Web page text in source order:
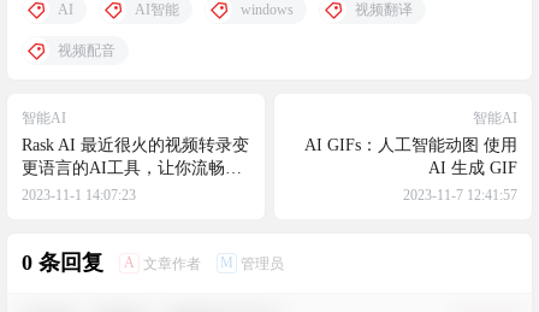
AI AI智能 windows 视频翻译
视频配音
智能AI
Rask AI 最近很火的视频转录变
更语言的AI工具，让你流畅说
各国语言！
2023-11-1 14:07:23
智能AI
AI GIFs：人工智能动图 使用
AI 生成 GIF
2023-11-7 12:41:57
0 条回复 A 文章作者 M 管理员